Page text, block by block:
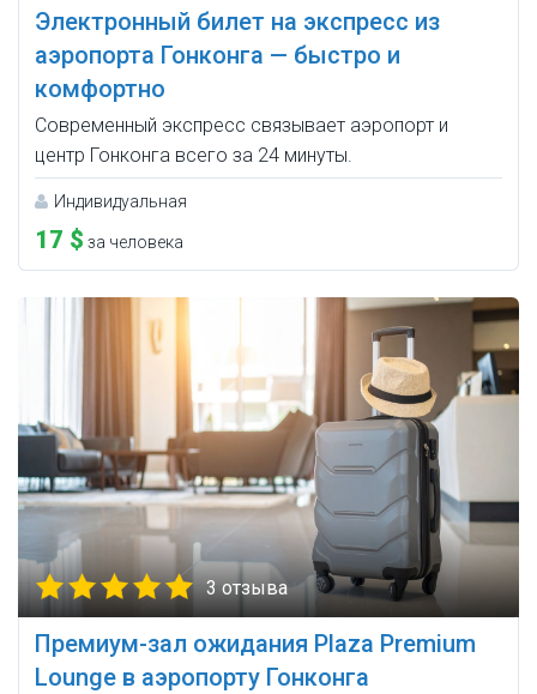
Электронный билет на экспресс из
аэропорта Гонконга — быстро и
комфортно
Современный экспресс связывает аэропорт и
центр Гонконга всего за 24 минуты.
Индивидуальная
17 $ за человека
3 отзыва
Премиум-зал ожидания Plaza Premium
Lounge в аэропорту Гонконга